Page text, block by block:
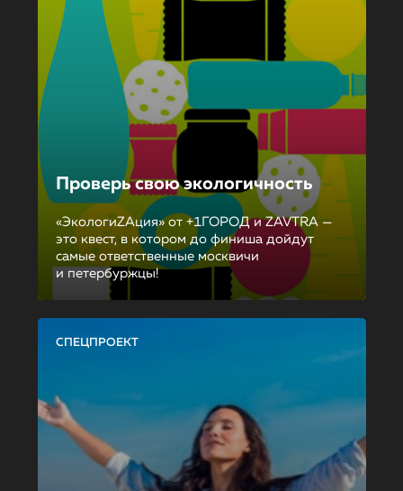
Проверь свою экологичность
«ЭкологиZAция» от +1ГОРОД и ZAVTRA —
это квест, в котором до финиша дойдут
самые ответственные москвичи
и петербуржцы!
СПЕЦПРОЕКТ